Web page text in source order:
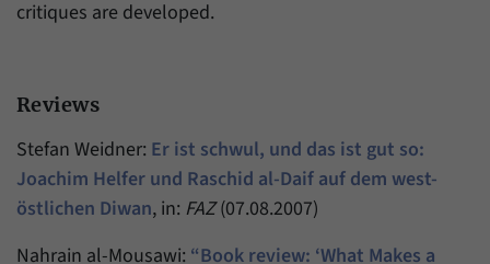
critiques are developed.
Reviews
Stefan Weidner: Er ist schwul, und das ist gut so:
Joachim Helfer und Raschid al-Daif auf dem west-
östlichen Diwan, in: FAZ(07.08.2007)
Nahrain al-Mousawi: “Book review: ‘What Makes a